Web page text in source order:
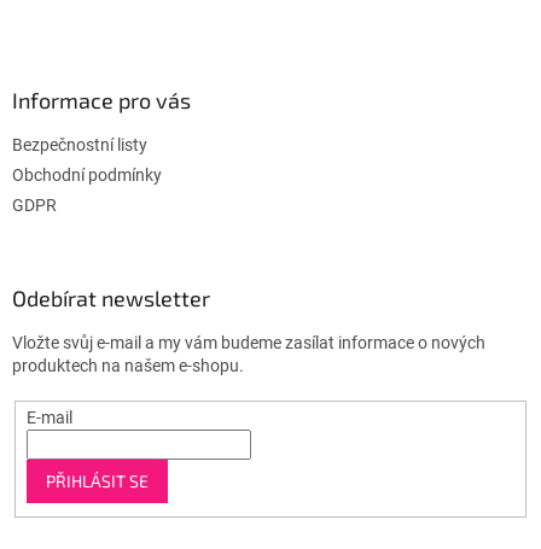
Informace pro vás
Bezpečnostní listy
Obchodní podmínky
GDPR
Odebírat newsletter
Vložte svůj e-mail a my vám budeme zasílat informace o nových
produktech na našem e-shopu.
E-mail
PŘIHLÁSIT SE